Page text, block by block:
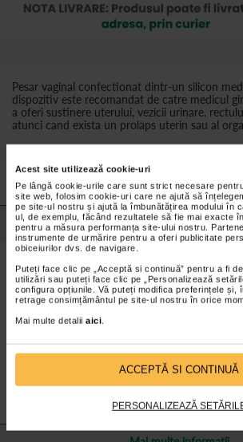
Acest site utilizează cookie-uri
Pe lângă cookie-urile care sunt strict necesare
site web, folosim cookie-uri care ne ajută să
pe site-ul nostru și ajută la îmbunătățirea modului în
ul, de exemplu, făcând rezultatele să fie mai exacte
pentru a măsura performanța site-ului nostru.
instrumente de urmărire pentru a oferi publicitate
obiceiurilor dvs. de navigare.
Puteți face clic pe „Acceptă si continuă” pentru a fi
utilizări sau puteți face clic pe „Personalizează
configura opțiunile. Vă puteți modifica preferințele și,
retrage consimțământul pe site-ul nostru în orice
Mai multe detalii aici
ACCEPTĂ SI CONTINUĂ
PERSONALIZEAZĂ
Pesar vaginal confectionat dintr-un silicon
dispozitiv este recomandat de catre medicul
a oferi sustinere uterului, vezicii urinare,
atunci cand exista un prolaps uterin sau al
valabile pentru comenzile efectuate online.
Detalii despre produs
Informatii pesar uterin din silicon
• Prolapsul progreseaza permanent si de la un
simtitor calitatea vietii
permite inlaturarea prolapsului si creste
categorii de paciente